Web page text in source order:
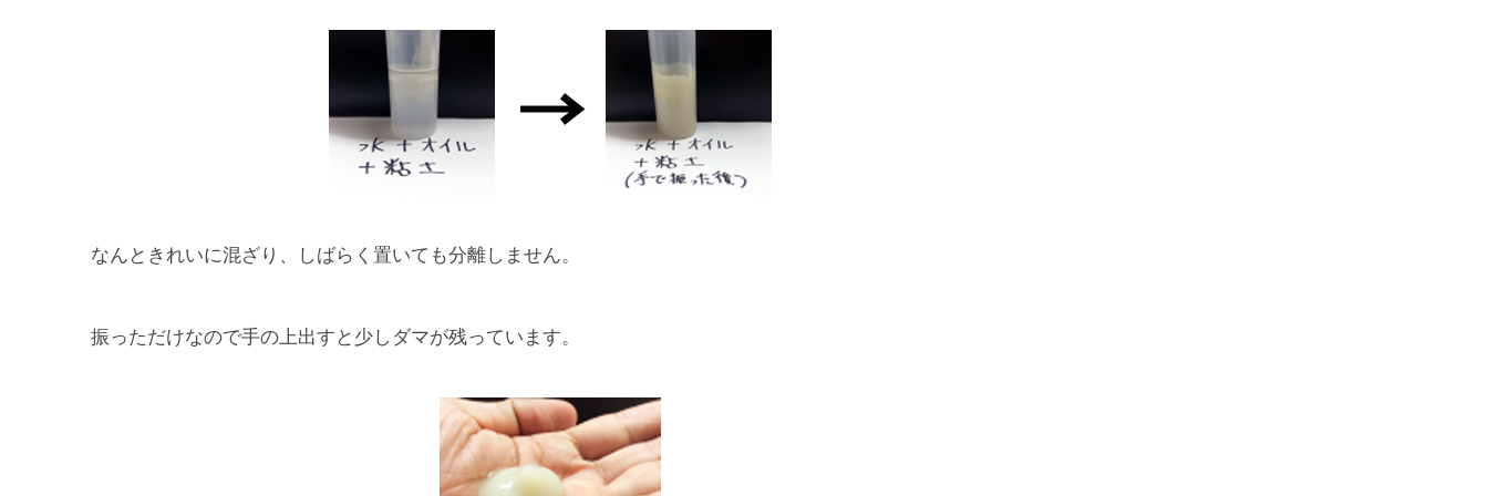
なんときれいに混ざり、しばらく置いても分離しません。
振っただけなので手の上出すと少しダマが残っています。